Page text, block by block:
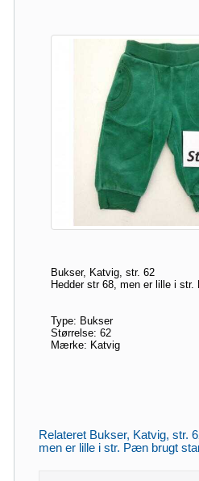
Bukser, Katvig, str. 62
Hedder str 68, men er lille i
Type: Bukser
Størrelse: 62
Mærke: Katvig
Relateret Bukser, Katvig, str.
men er lille i str. Pæn brugt